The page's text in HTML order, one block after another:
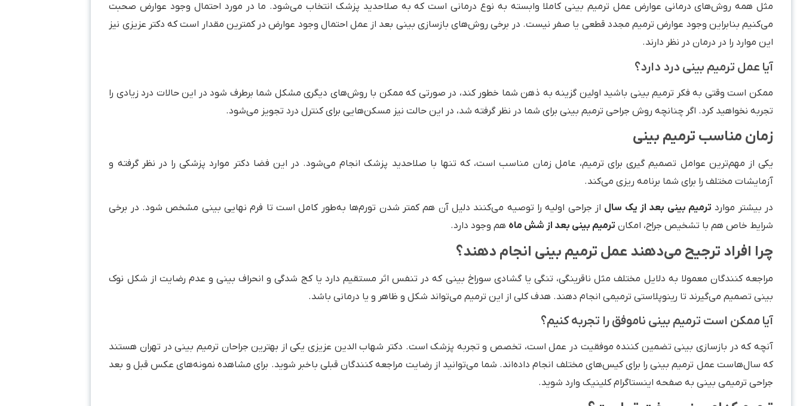
مثل همه روش‌های درمانی عوارض عمل ترمیم بینی کاملا وابسته به نوع درمانی است که به صلاحدید پزشک انتخاب می‌شود. ما در مورد احتمال وجود عوارض صحبت
می‌کنیم بنابراین وجود عوارض ترمیم مجدد قطعی یا صفر نیست. در برخی روش‌های بازسازی بینی بعد از عمل احتمال وجود عوارض در کمترین مقدار است که دکتر عزیزی نیز
این موارد را در درمان در نظر دارند.
آیا عمل ترمیم بینی درد دارد؟
ممکن است وقتی به فکر ترمیم بینی باشید اولین گزینه به ذهن شما خطور کند، در صورتی که ممکن با روش‌های دیگری مشکل شما برطرف شود در این حالات درد زیادی را
تجربه نخواهید کرد. اگر چنانچه روش جراحی ترمیم بینی برای شما در نظر گرفته شد، در این حالت نیز مسکن‌هایی برای کنترل درد تجویز می‌شود.
زمان مناسب ترمیم بینی
یکی از مهم‌ترین عوامل تصمیم گیری برای ترمیم، عامل زمان مناسب است، که تنها با صلاحدید پزشک انجام می‌شود. در این فضا دکتر موارد پزشکی را در نظر گرفته و
آزمایشات مختلف را برای شما برنامه ریزی می‌کند.
در بیشتر موارد ترمیم بینی بعد از یک سال از جراحی اولیه را توصیه می‌کنند دلیل آن هم کمتر شدن تورم‌ها به‌طور کامل است تا فرم نهایی بینی مشخص شود. در برخی
شرایط خاص هم با تشخیص جراح، امکان ترمیم بینی بعد از شش ماه هم وجود دارد.
چرا افراد ترجیح می‌دهند عمل ترمیم بینی انجام دهند؟
مراجعه کنندگان معمولا به دلایل مختلف مثل ناقرینگی، تنگی یا گشادی سوراخ بینی که در تنفس اثر مستقیم دارد یا کج شدگی و انحراف بینی و عدم رضایت از شکل نوک
بینی تصمیم می‌گیرند تا رینوپلاستی ترمیمی انجام دهند. هدف کلی از این ترمیم می‌تواند شکل و ظاهر و یا درمانی باشد.
آیا ممکن است ترمیم بینی ناموفق را تجربه کنیم؟
آنچه که در بازسازی بینی تضمین کننده موفقیت در عمل است، تخصص و تجربه پزشک است. دکتر شهاب الدین عزیزی یکی از بهترین جراحان ترمیم بینی در تهران هستند
که سال‌هاست عمل ترمیم بینی را برای کیس‌های مختلف انجام داده‌اند. شما می‌توانید از رضایت مراجعه کنندگان قبلی باخبر شوید. برای مشاهده نمونه‌های عکس قبل و بعد
جراحی ترمیمی بینی به صفحه اینستاگرام کلینیک وارد شوید.